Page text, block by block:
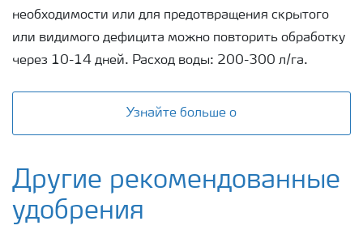
необходимости или для предотвращения скрытого
или видимого дефицита можно повторить обработку
через 10-14 дней. Расход воды: 200-300 л/га.
Узнайте больше о
Другие рекомендованные
удобрения